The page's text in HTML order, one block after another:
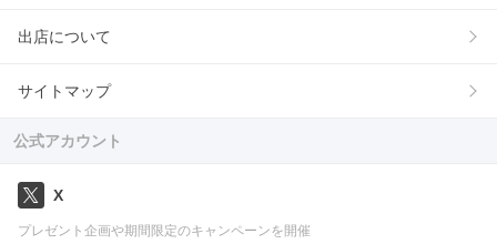
出店について
サイトマップ
公式アカウント
X
プレゼント企画や期間限定のキャンペーンを開催